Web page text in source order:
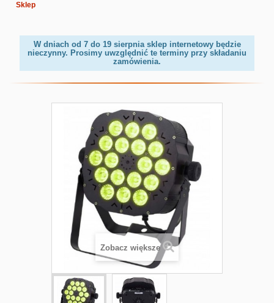
Sklep
W dniach od 7 do 19 sierpnia sklep internetowy będzie
nieczynny. Prosimy uwzględnić te terminy przy składaniu
zamówienia.
Zobacz większe